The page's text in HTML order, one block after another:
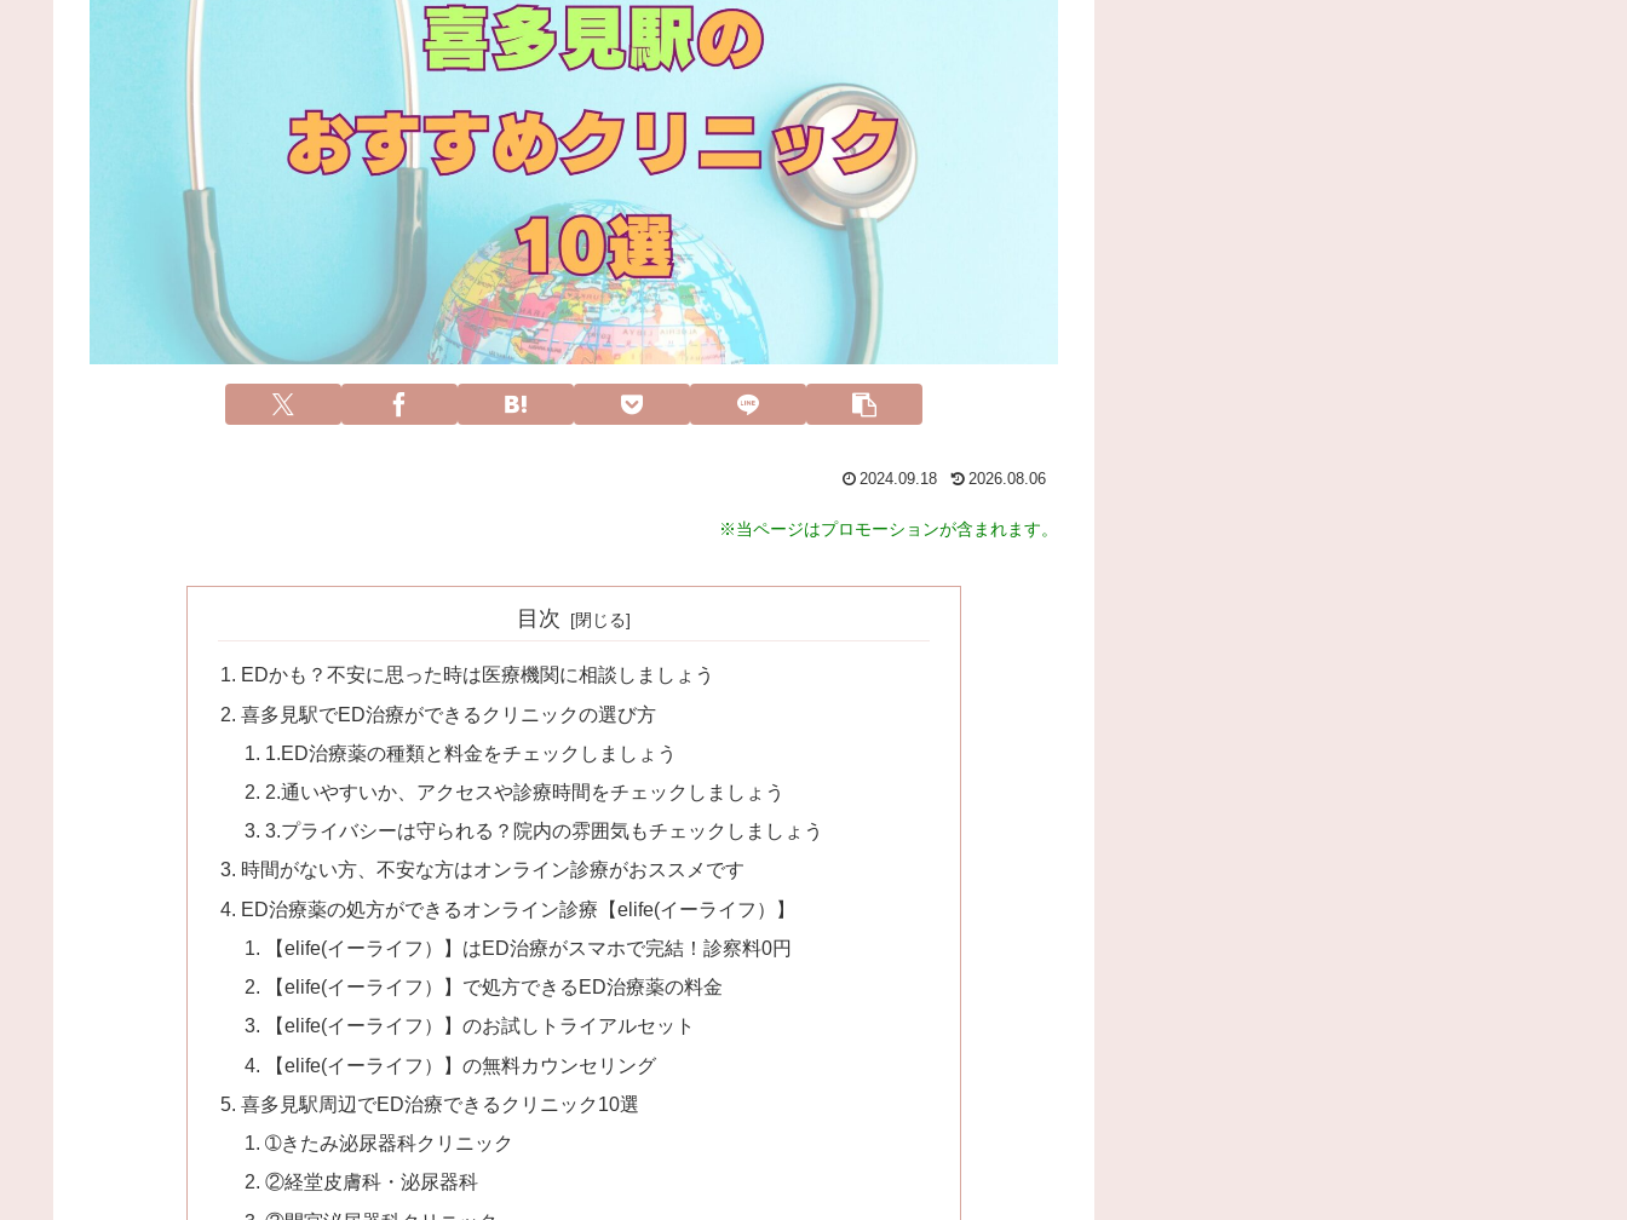
2024.09.18 2026.08.06
※当ページはプロモーションが含まれます。
目次
EDかも？不安に思った時は医療機関に相談しましょう
喜多見駅でED治療ができるクリニックの選び方
1.ED治療薬の種類と料金をチェックしましょう
2.通いやすいか、アクセスや診療時間をチェックしましょう
3.プライバシーは守られる？院内の雰囲気もチェックしましょう
時間がない方、不安な方はオンライン診療がおススメです
ED治療薬の処方ができるオンライン診療【elife(イーライフ）】
【elife(イーライフ）】はED治療がスマホで完結！診察料0円
【elife(イーライフ）】で処方できるED治療薬の料金
【elife(イーライフ）】のお試しトライアルセット
【elife(イーライフ）】の無料カウンセリング
喜多見駅周辺でED治療できるクリニック10選
➀きたみ泌尿器科クリニック
②経堂皮膚科・泌尿器科